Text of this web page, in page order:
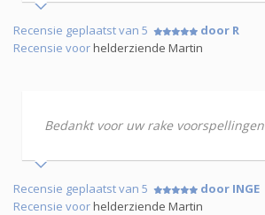
Recensie geplaatst van 5
door R
Recensie voorhelderziende Martin
Bedankt voor uw rake voorspellingen
Recensie geplaatst van 5
door INGE
Recensie voorhelderziende Martin